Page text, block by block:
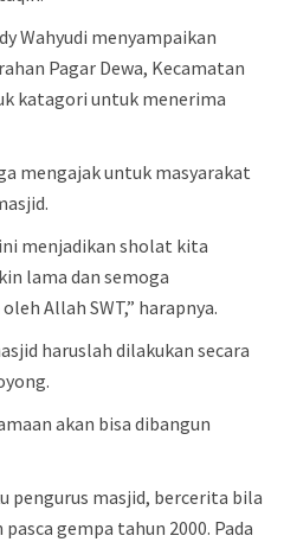
Wahyudi menyampaikan
Pagar Dewa, Kecamatan
katagori untuk menerima
mengajak untuk masyarakat
menjadikan sholat kita
lama dan semoga
Allah SWT,” harapnya.
haruslah dilakukan secara
akan bisa dibangun
pengurus masjid, bercerita bila
gempa tahun 2000. Pada